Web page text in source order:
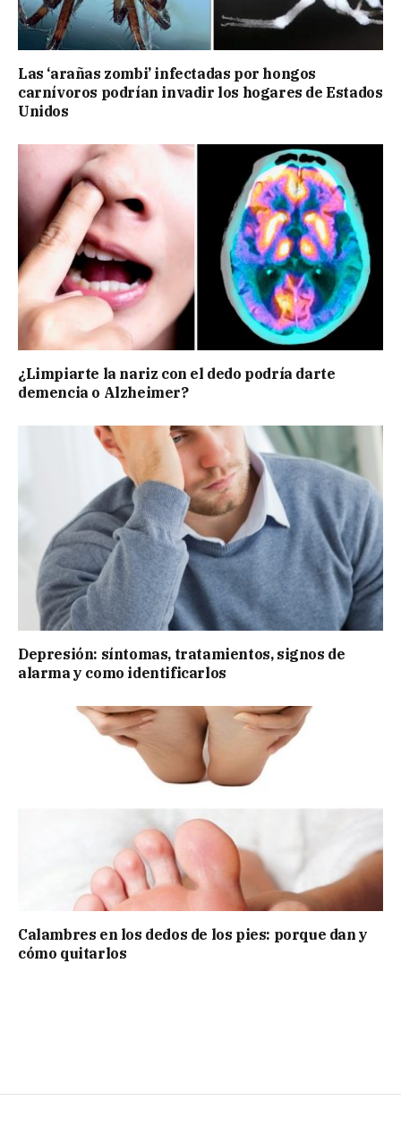
Las ‘arañas zombi’ infectadas por hongos
carnívoros podrían invadir los hogares de Estados
Unidos
¿Limpiarte la nariz con el dedo podría darte
demencia o Alzheimer?
Depresión: síntomas, tratamientos, signos de
alarma y como identificarlos
Calambres en los dedos de los pies: porque dan y
cómo quitarlos